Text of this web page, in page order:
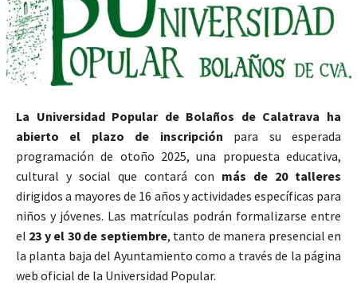
La Universidad Popular de Bolaños de Calatrava ha
abierto el plazo de inscripción para su esperada
programación de otoño 2025, una propuesta educativa,
cultural y social que contará con más de 20 talleres
dirigidos a mayores de 16 años y actividades específicas para
niños y jóvenes. Las matrículas podrán formalizarse entre
el 23 y el 30 de septiembre, tanto de manera presencial en
la planta baja del Ayuntamiento como a través de la página
web oficial de la Universidad Popular.